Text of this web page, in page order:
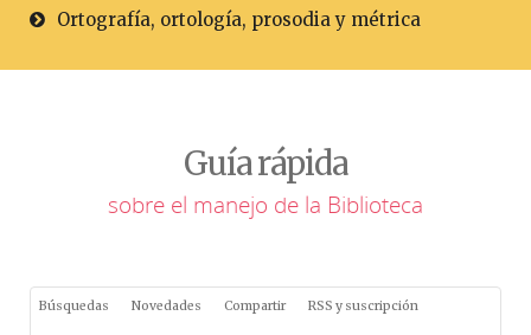
Ortografía, ortología, prosodia y métrica
Guía rápida
sobre el manejo de la Biblioteca
Búsquedas Novedades Compartir RSS y suscripción